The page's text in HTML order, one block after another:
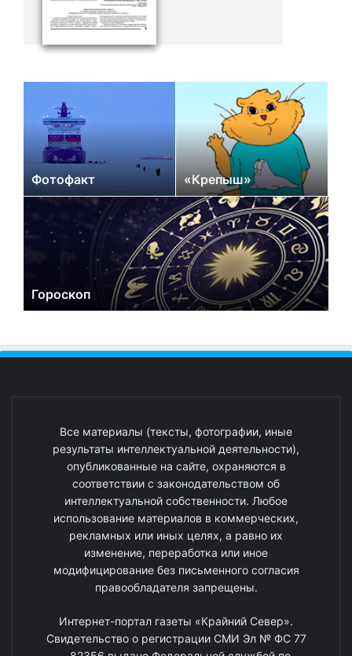
Фотофакт «Крепыш»
Гороскоп
Все материалы (тексты, фотографии, иные
результаты интеллектуальной деятельности),
опубликованные на сайте, охраняются в
соответствии с законодательством об
интеллектуальной собственности. Любое
использование материалов в коммерческих,
рекламных или иных целях, а равно их
изменение, переработка или иное
модифицирование без письменного согласия
правообладателя запрещены.
Интернет-портал газеты «Крайний Север».
Свидетельство о регистрации СМИ Эл № ФС 77